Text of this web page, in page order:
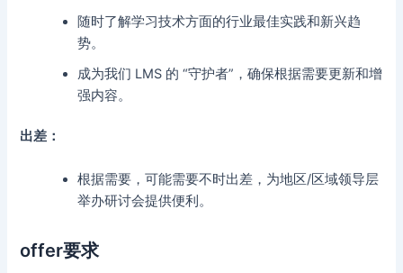
随时了解学习技术方面的行业最佳实践和新兴趋
势。
成为我们 LMS 的 “守护者”，确保根据需要更新和增
强内容。
出差：
根据需要，可能需要不时出差，为地区/区域领导层
举办研讨会提供便利。
offer要求